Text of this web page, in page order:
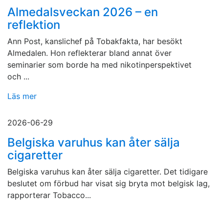
Almedalsveckan 2026 – en
reflektion
Ann Post, kanslichef på Tobakfakta, har besökt
Almedalen. Hon reflekterar bland annat över
seminarier som borde ha med nikotinperspektivet
och ...
Läs mer
2026-06-29
Belgiska varuhus kan åter sälja
cigaretter
Belgiska varuhus kan åter sälja cigaretter. Det tidigare
beslutet om förbud har visat sig bryta mot belgisk lag,
rapporterar Tobacco...